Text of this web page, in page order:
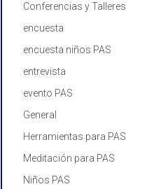
Conferencias y Talleres
encuesta
encuesta niños PAS
entrevista
evento PAS
General
Herramientas para PAS
Meditación para PAS
Niños PAS